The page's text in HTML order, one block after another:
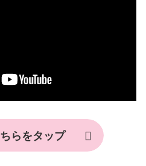
らをタップ